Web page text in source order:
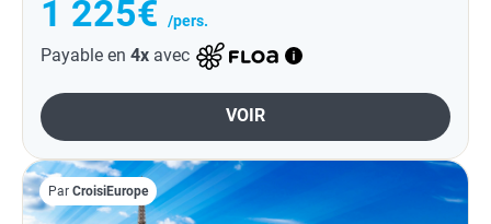
1 225€ /pers.
Payable en 4x avec
VOIR
Par CroisiEurope